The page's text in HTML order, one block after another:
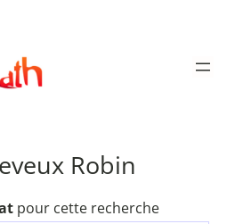
Robin
pour cette recherche